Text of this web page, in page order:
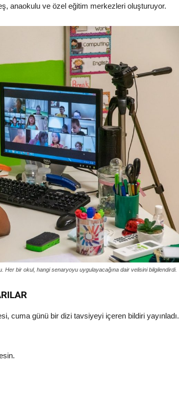
anaokulu ve özel eğitim merkezleri oluşturuyor.
bir okul, hangi senaryoyu uygulayacağına dair velisini bilgilendirdi.
cuma günü bir dizi tavsiyeyi içeren bildiri yayınladı.